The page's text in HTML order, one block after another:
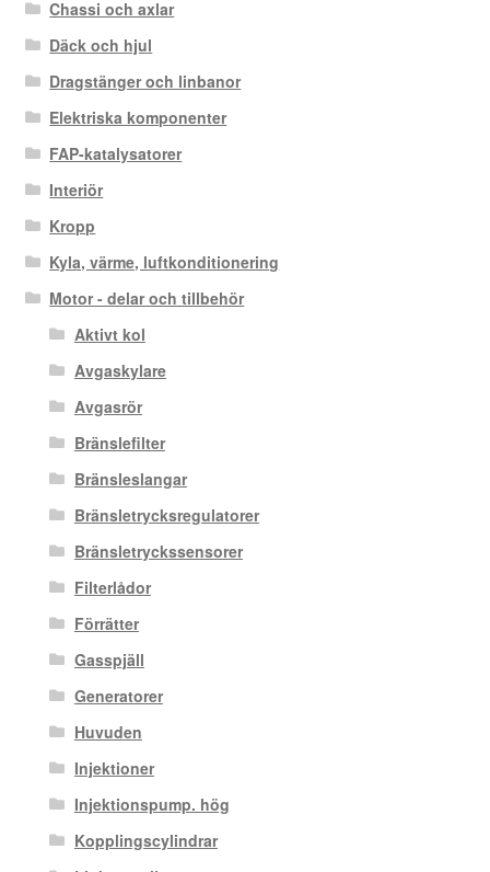
Chassi och axlar
Däck och hjul
Dragstänger och linbanor
Elektriska komponenter
FAP-katalysatorer
Interiör
Kropp
Kyla, värme, luftkonditionering
Motor - delar och tillbehör
Aktivt kol
Avgaskylare
Avgasrör
Bränslefilter
Bränsleslangar
Bränsletrycksregulatorer
Bränsletryckssensorer
Filterlådor
Förrätter
Gasspjäll
Generatorer
Huvuden
Injektioner
Injektionspump. hög
Kopplingscylindrar